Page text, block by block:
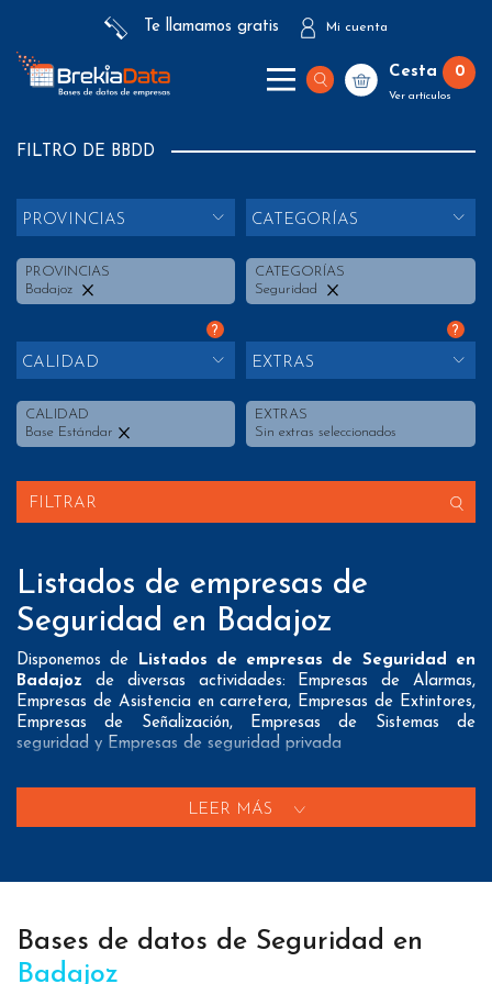
Te llamamos gratis Mi cuenta
Cesta 0
Ver artículos
FILTRO DE BBDD
PROVINCIAS
PROVINCIAS
Badajoz
CATEGORÍAS
CATEGORÍAS
Seguridad
?
CALIDAD
CALIDAD
Base Estándar
?
EXTRAS
EXTRAS
Sin extras seleccionados
FILTRAR
Listados de empresas de
Seguridad en Badajoz
Disponemos de Listados de empresas de Seguridad en
Badajoz de diversas actividades: Empresas de Alarmas,
Empresas de Asistencia en carretera, Empresas de Extintores,
Empresas de Señalización, Empresas de Sistemas de
seguridad y Empresas de seguridad privada
contacto que pueden resultar interesantes a nuestros clientes:
necesarios incluyendo dirección, localidad, provincia y código
máxima eficacia.
A nivel de
LEER MÁS
Bases de datos de Seguridad en
Badajoz